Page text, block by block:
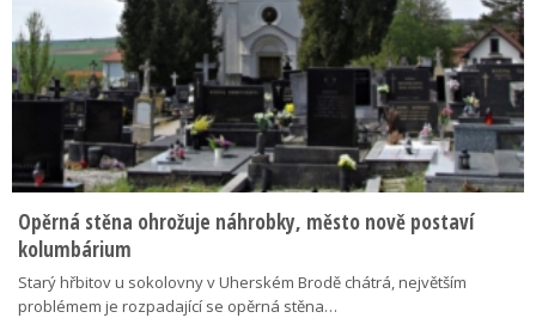
Opěrná stěna ohrožuje náhrobky, město nově postaví
kolumbárium
Starý hřbitov u sokolovny v Uherském Brodě chátrá, největším
problémem je rozpadající se opěrná stěna…